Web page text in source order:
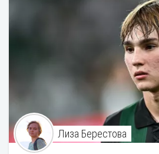
Лиза Берестова